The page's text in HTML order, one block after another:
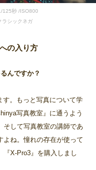
125秒 /ISO800
ラシックネガ
の入り方
んですか？
す。もっと写真について学
写真教室』に通うよう
そして写真教室の講師であ
よね。憧れの存在が使って
『X-Pro3』を購入しまし